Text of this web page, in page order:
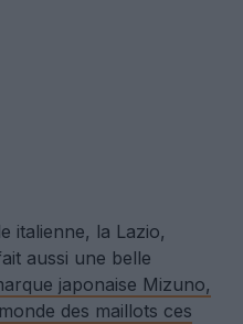
italienne, la Lazio,
aussi une belle
japonaise Mizuno,
des maillots ces